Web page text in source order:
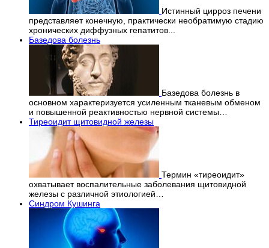
Истинный цирроз печени
представляет конечную, практически необратимую стадию
хронических диффузных гепатитов...
Базедова болезнь
Базедова болезнь в
основном характеризуется усиленным тканевым обменом
и повышенной реактивностью нервной системы…
Тиреоидит щитовидной железы
Термин «тиреоидит»
охватывает воспалительные заболевания щитовидной
железы с различной этиологией…
Синдром Кушинга